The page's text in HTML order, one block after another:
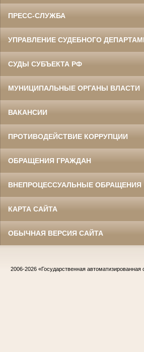
ПРЕСС-СЛУЖБА
УПРАВЛЕНИЕ СУДЕБНОГО
СУДЫ СУБЪЕКТА РФ
МУНИЦИПАЛЬНЫЕ ОРГАНЫ ВЛАСТИ
ВАКАНСИИ
ПРОТИВОДЕЙСТВИЕ КОРРУПЦИИ
ОБРАЩЕНИЯ ГРАЖДАН
ВНЕПРОЦЕССУАЛЬНЫЕ ОБРАЩЕНИЯ
КАРТА САЙТА
ОБЫЧНАЯ ВЕРСИЯ САЙТА
2006-2026 «Государственная